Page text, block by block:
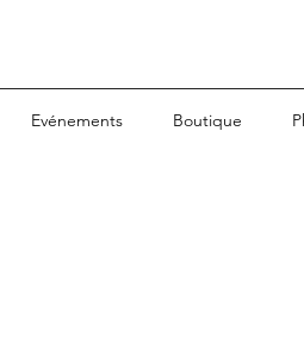
Evénements Boutique